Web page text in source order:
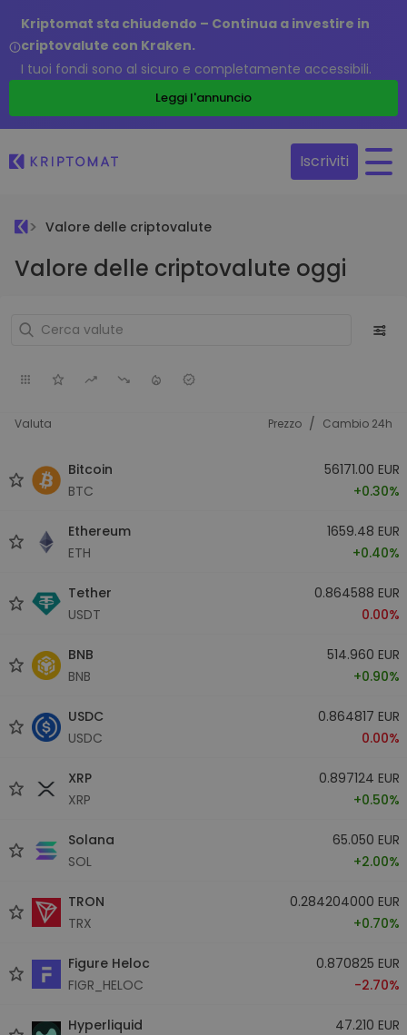
Kriptomat sta chiudendo – Continua a investire in
criptovalute con Kraken.
I tuoi fondi sono al sicuro e completamente accessibili.
Leggi l'annuncio
Iscriviti
Valore delle criptovalute
Valore delle criptovalute oggi
Valuta Prezzo / Cambio 24h
Bitcoin
BTC
56171.00 EUR
+0.30%
Ethereum
ETH
1659.48 EUR
+0.40%
Tether
USDT
0.864588 EUR
0.00%
BNB
BNB
514.960 EUR
+0.90%
USDC
USDC
0.864817 EUR
0.00%
XRP
XRP
0.897124 EUR
+0.50%
Solana
SOL
65.050 EUR
+2.00%
TRON
TRX
0.284204000 EUR
+0.70%
Figure Heloc
FIGR_HELOC
0.870825 EUR
-2.70%
Hyperliquid
47.210 EUR